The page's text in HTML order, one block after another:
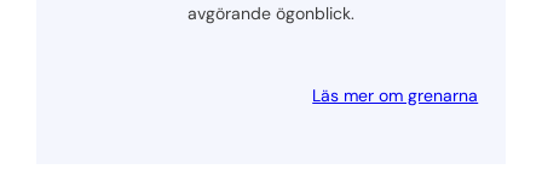
avgörande ögonblick.
Läs mer om grenarna